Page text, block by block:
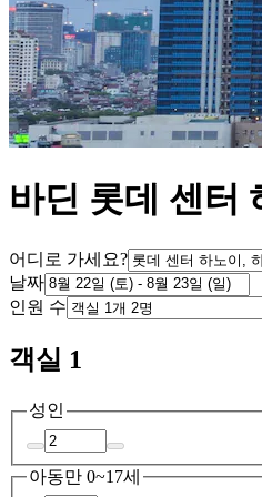
바딘 롯데 센터
어디로 가세요?
날짜
인원 수
객실 1
성인
아동만 0~17세